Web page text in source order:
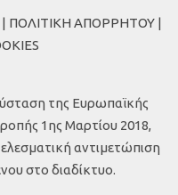
| ΠΟΛΙΤΙΚΗ ΑΠΟΡΡΗΤΟΥ |
της Ευρωπαϊκής
1ης Μαρτίου 2018,
αντιμετώπιση
στο διαδίκτυο.